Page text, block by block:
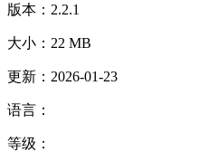
版本：2.2.1
大小：22 MB
更新：2026-01-23
语言：
等级：